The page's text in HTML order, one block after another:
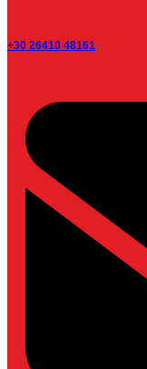
+30 26410 48161